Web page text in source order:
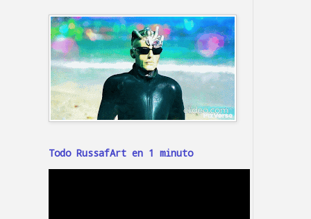
Todo RussafArt en 1 minuto